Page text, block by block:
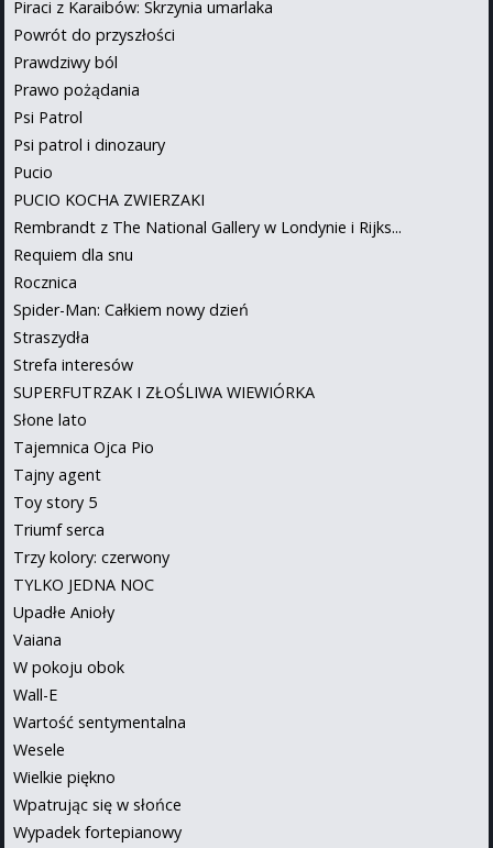
Piraci z Karaibów: Skrzynia umarlaka
Powrót do przyszłości
Prawdziwy ból
Prawo pożądania
Psi Patrol
Psi patrol i dinozaury
Pucio
PUCIO KOCHA ZWIERZAKI
Rembrandt z The National Gallery w Londynie i Rijks...
Requiem dla snu
Rocznica
Spider-Man: Całkiem nowy dzień
Straszydła
Strefa interesów
SUPERFUTRZAK I ZŁOŚLIWA WIEWIÓRKA
Słone lato
Tajemnica Ojca Pio
Tajny agent
Toy story 5
Triumf serca
Trzy kolory: czerwony
TYLKO JEDNA NOC
Upadłe Anioły
Vaiana
W pokoju obok
Wall-E
Wartość sentymentalna
Wesele
Wielkie piękno
Wpatrując się w słońce
Wypadek fortepianowy